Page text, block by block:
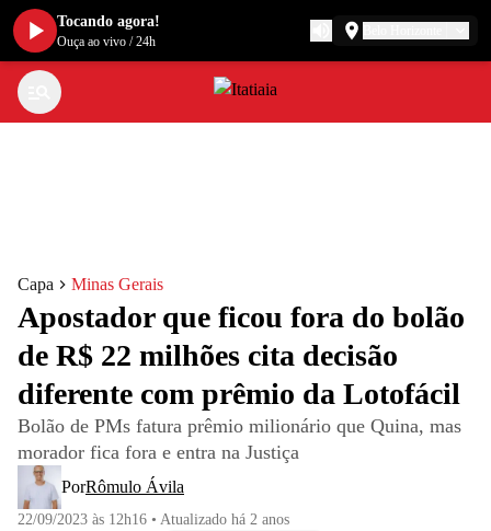
Capa Minas Gerais
Apostador que ficou fora do bolão
de R$ 22 milhões cita decisão
diferente com prêmio da Lotofácil
Bolão de PMs fatura prêmio milionário que Quina, mas
morador fica fora e entra na Justiça
PorRômulo Ávila
22/09/2023 às 12h16 • Atualizado há 2 anos
Tocando agora!
Ouça ao vivo /24h